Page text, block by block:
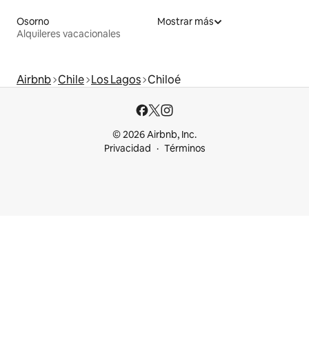
Osorno
Alquileres vacacionales
Mostrar más
Airbnb Chile Los Lagos Chiloé
© 2026 Airbnb, Inc.
Privacidad
Términos